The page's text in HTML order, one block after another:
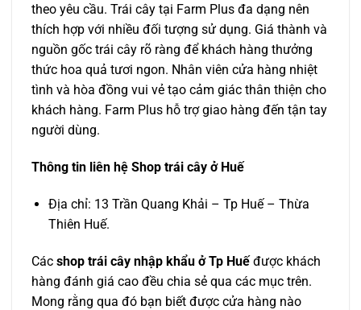
theo yêu cầu. Trái cây tại Farm Plus đa dạng nên
thích hợp với nhiều đối tượng sử dụng. Giá thành và
nguồn gốc trái cây rõ ràng để khách hàng thưởng
thức hoa quả tươi ngon. Nhân viên cửa hàng nhiệt
tình và hòa đồng vui vẻ tạo cảm giác thân thiện cho
khách hàng. Farm Plus hỗ trợ giao hàng đến tận tay
người dùng.
Thông tin liên hệ Shop trái cây ở Huế
Địa chỉ: 13 Trần Quang Khải – Tp Huế – Thừa
Thiên Huế.
Các shop trái cây nhập khẩu ở Tp Huếđược khách
hàng đánh giá cao đều chia sẻ qua các mục trên.
Mong rằng qua đó bạn biết được cửa hàng nào